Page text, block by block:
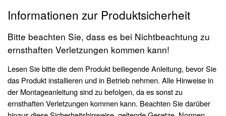
Informationen zur Produktsicherheit
Bitte beachten Sie, dass es bei Nichtbeachtung zu
ernsthaften Verletzungen kommen kann!
Lesen Sie bitte die dem Produkt beiliegende Anleitung, bevor Sie
das Produkt installieren und in Betrieb nehmen. Alle Hinweise in
der Montageanleitung sind zu befolgen, da es sonst zu
ernsthaften Verletzungen kommen kann. Beachten Sie darüber